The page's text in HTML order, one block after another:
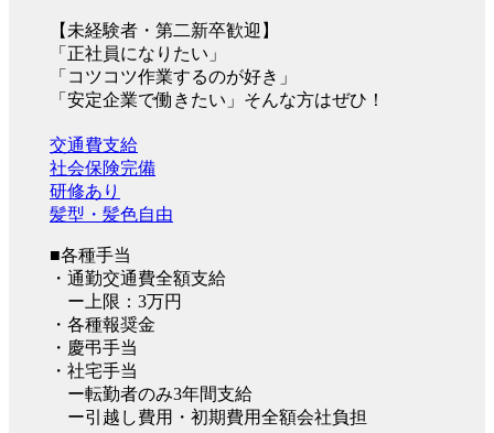
【未経験者・第二新卒歓迎】
「正社員になりたい」
「コツコツ作業するのが好き」
「安定企業で働きたい」そんな方はぜひ！
交通費支給
社会保険完備
研修あり
髪型・髪色自由
■各種手当
・通勤交通費全額支給
ー上限：3万円
・各種報奨金
・慶弔手当
・社宅手当
ー転勤者のみ3年間支給
ー引越し費用・初期費用全額会社負担